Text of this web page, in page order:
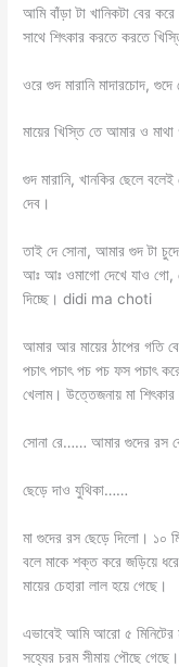
আমি বাঁড়া টা খানিকটা বের
সাথে শিৎকার করতে করতে
ওরে গুদ মারানি মাদারচোদ, গুদে
মায়ের খিস্তি তে আমার ও
গুদ মারানি, খানকির ছেলে
দেব।
তাই দে সোনা, আমার গুদ টা
আঃ আঃ ওমাগো দেখে যাও গো,
দিচ্ছে। didi ma choti
আমার আর মায়ের ঠাপের গতি
পচাৎ পচাৎ পচ পচ ফস পচাৎ
খেলাম। উত্তেজনায় মা
সোনা রে…… আমার গুদের রস
ছেড়ে দাও যুথিকা……
মা গুদের রস ছেড়ে দিলো। ১০
বলে মাকে শক্ত করে জড়িয়ে
মায়ের চেহারা লাল হয়ে গেছে।
এভাবেই আমি আরো ৫ মিনিটের
সহ্যের চরম সীমায় পৌছে